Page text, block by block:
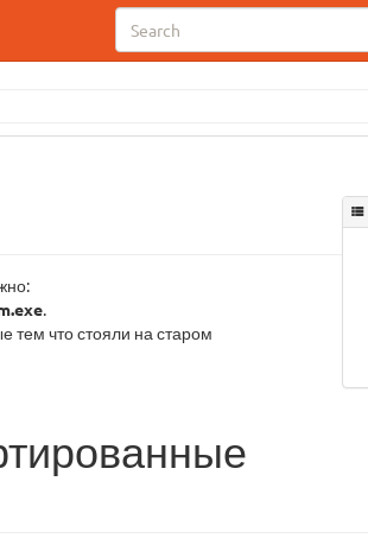
.
тем что стояли на старом